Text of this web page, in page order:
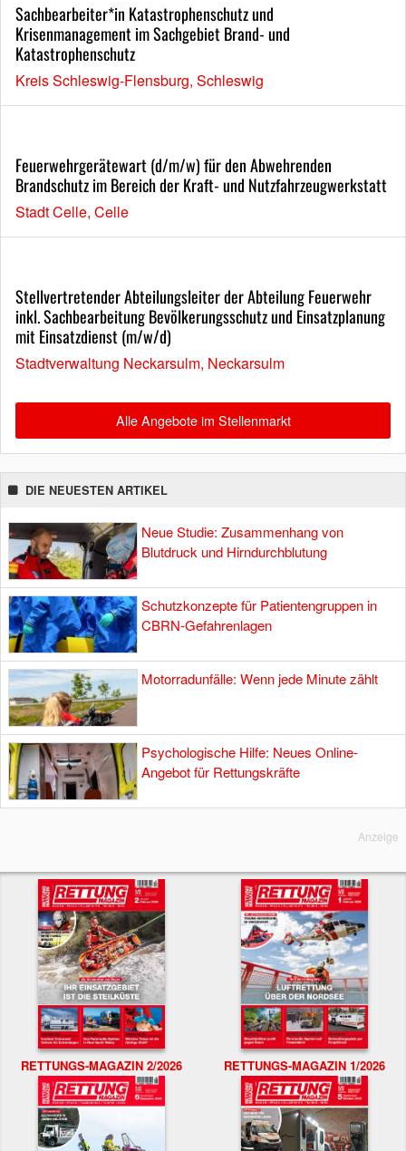
Sachbearbeiter*in Katastrophenschutz und
Krisenmanagement im Sachgebiet Brand- und
Katastrophenschutz
Kreis Schleswig-Flensburg, Schleswig
Feuerwehrgerätewart (d/m/w) für den Abwehrenden
Brandschutz im Bereich der Kraft- und Nutzfahrzeugwerkstatt
Stadt Celle, Celle
Stellvertretender Abteilungsleiter der Abteilung Feuerwehr
inkl. Sachbearbeitung Bevölkerungsschutz und Einsatzplanung
mit Einsatzdienst (m/w/d)
Stadtverwaltung Neckarsulm, Neckarsulm
Alle Angebote im Stellenmarkt
DIE NEUESTEN ARTIKEL
Neue Studie: Zusammenhang von
Blutdruck und Hirndurchblutung
Schutzkonzepte für Patientengruppen in
CBRN-Gefahrenlagen
Motorradunfälle: Wenn jede Minute zählt
Psychologische Hilfe: Neues Online-
Angebot für Rettungskräfte
Anzeige
RETTUNGS-MAGAZIN 2/2026 RETTUNGS-MAGAZIN 1/2026